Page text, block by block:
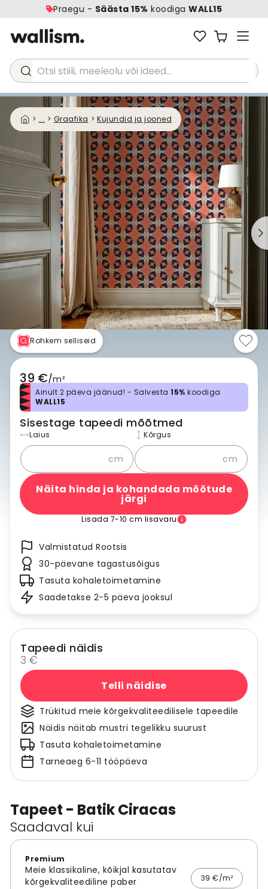
Praegu - Säästa 15% koodiga WALL15
Otsi stiili, meeleolu või ideed...
> ... > Graafika > Kujundid ja jooned
Tapeet - Batik Ciracas
Saadaval kui
Premium
Meie klassikaline, kõikjal kasutatav
kõrgekvaliteediline paber
39 €/m²
Rohkem selliseid
39 €/m²
Ainult 2 päeva jäänud! - Salvesta 15% koodiga
WALL15
Sisestage tapeedi mõõtmed
Laius
cm
Kõrgus
cm
Näita hinda ja kohandada mõõtude
järgi
Lisada 7-10 cm lisavaru
Valmistatud Rootsis
30-päevane tagastusõigus
Tasuta kohaletoimetamine
Saadetakse 2-5 päeva jooksul
Tapeedi näidis
3 €
Telli näidise
Trükitud meie kõrgekvaliteedilisele tapeedile
Näidis näitab mustri tegelikku suurust
Tasuta kohaletoimetamine
Tarneaeg 6-11 tööpäeva